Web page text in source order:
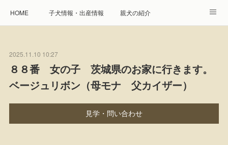
HOME 子犬情報・出産情報 親犬の紹介
遺伝疾患への取り組み Instagram アクセス
プレジール親睦会 特定商取引に基づく表記
2025.11.10 10:27
８８番 女の子 茨城県のお家に行きます。
ベージュリボン（母モナ 父カイザー）
見学・問い合わせ